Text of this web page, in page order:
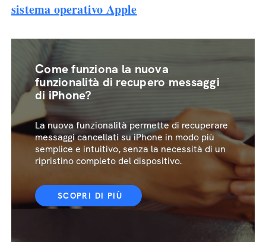
sistema operativo Apple
Come funziona la nuova
funzionalità di recupero messaggi
di iPhone?
La nuova funzionalità permette di recuperare
messaggi cancellati su iPhone in modo più
semplice e intuitivo, senza la necessità di un
ripristino completo del dispositivo.
SCOPRI DI PIÙ